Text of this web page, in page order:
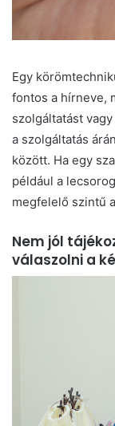
Egy
fontos a hírneve,
szolgáltatást
a szolgáltatás
között. Ha egy
például a
megfelelő szintű
Nem jól
válaszolni a